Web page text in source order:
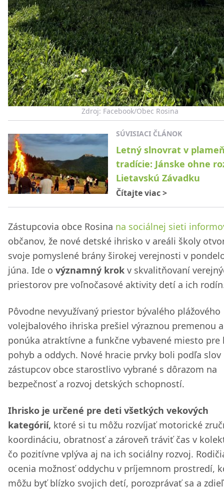
Zdroj: Facebook/Obec Rosina
SÚVISIACI ČLÁNOK
Letný slnovrat v
tradície: Jánske ohne
Lietavskú Závadku
Čítajte viac>
Zástupcovia obce Rosina na sociálnej sieti
občanov, že nové detské ihrisko v areáli školy
svoje pomyslené brány širokej verejnosti v
júna. Ide o významný krok v skvalitňovaní
priestorov pre voľnočasové aktivity detí a ich
Pôvodne nevyužívaný priestor bývalého plážového
volejbalového ihriska prešiel výraznou premenou
ponúka atraktívne a funkčne vybavené miesto pre
pohyb a oddych. Nové hracie prvky boli podľa slov
zástupcov obce starostlivo vybrané s dôrazom na
bezpečnosť a rozvoj detských schopností.
Ihrisko je určené pre deti všetkých vekových
kategórií, ktoré si tu môžu rozvíjať motorické
koordináciu, obratnosť a zároveň tráviť čas v
čo pozitívne vplýva aj na ich sociálny rozvoj.
ocenia možnosť oddychu v príjemnom prostredí,
môžu byť blízko svojich detí, porozprávať sa a